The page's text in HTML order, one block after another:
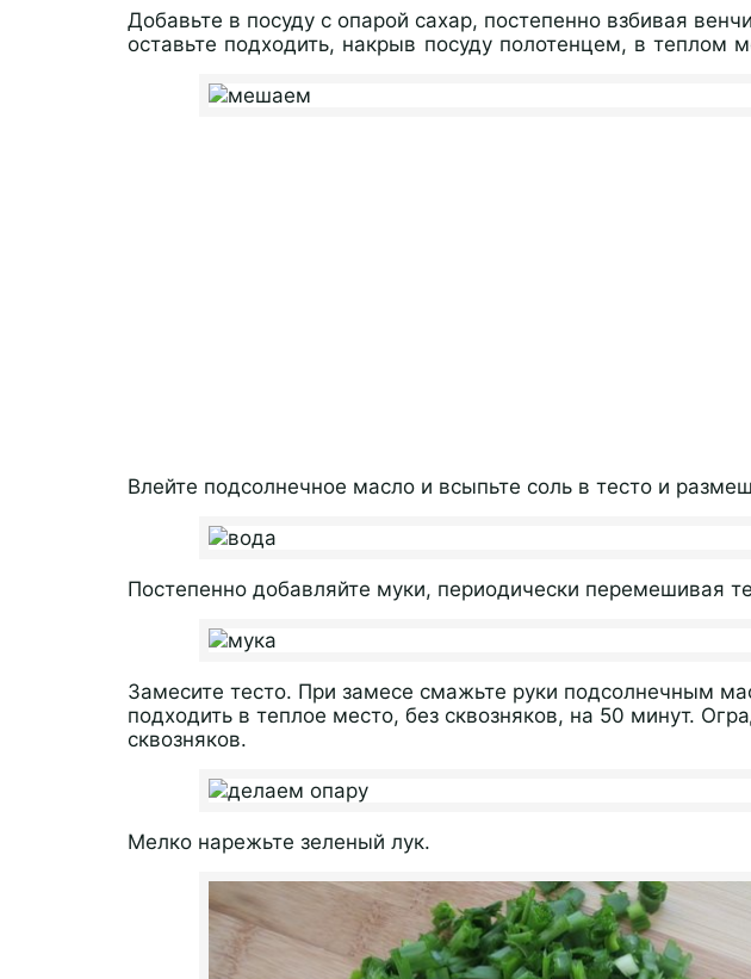
Добавьте в посуду с опарой сахар, постепенно взбивая
оставьте подходить, накрыв посуду полотенцем, в теплом
Влейте подсолнечное масло и всыпьте соль в тесто и
Постепенно добавляйте муки, периодически перемешивая
Замесите тесто. При замесе смажьте руки подсолнечным
подходить в теплое место, без сквозняков, на 50 минут.
сквозняков.
Мелко нарежьте зеленый лук.